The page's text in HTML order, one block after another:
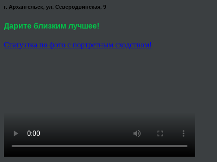
г. Архангельск, ул. Северодвинская, 9
Дарите близким лучшее!
Статуэтка по фото с портретным сходством!